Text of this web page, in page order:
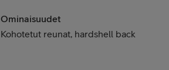
Ominaisuudet
Kohotetut reunat, hardshell back